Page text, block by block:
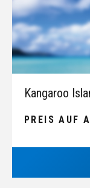
Kangaroo
PREIS AUF